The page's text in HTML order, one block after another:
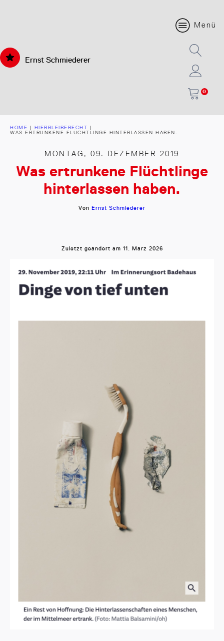
Ernst Schmiederer
Menü
0
HOME | HIERBLEIBERECHT |
WAS ERTRUNKENE FLÜCHTLINGE HINTERLASSEN HABEN.
MONTAG, 09. DEZEMBER 2019
Was ertrunkene Flüchtlinge
hinterlassen haben.
Von Ernst Schmiederer
Zuletzt geändert am 11. März 2026